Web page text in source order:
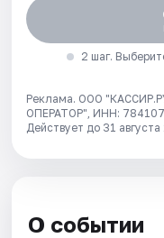
2 шаг.
Реклама. ООО
ОПЕРАТОР", ИНН:
Действует до 31
О событии